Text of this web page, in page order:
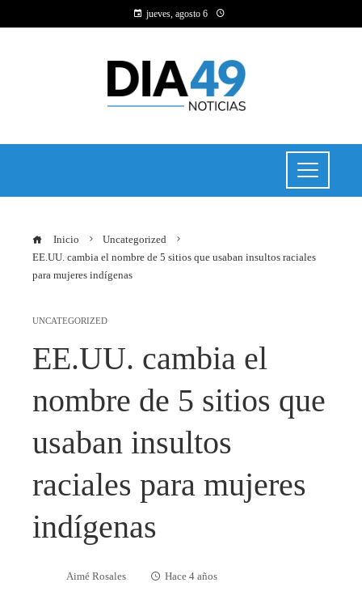
jueves, agosto 6
Inicio
Uncategorized
EE.UU. cambia el nombre de 5 sitios que usaban insultos raciales
para mujeres indígenas
UNCATEGORIZED
EE.UU. cambia el
nombre de 5 sitios que
usaban insultos
raciales para mujeres
indígenas
Aimé Rosales Hace 4 años